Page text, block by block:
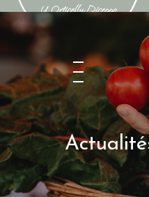
Actualités